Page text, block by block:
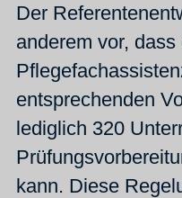
Der
anderem vor, dass
entsprechenden
lediglich 320
kann. Diese